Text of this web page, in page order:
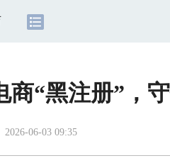
“黑注册”，
2026-06-03 09:35